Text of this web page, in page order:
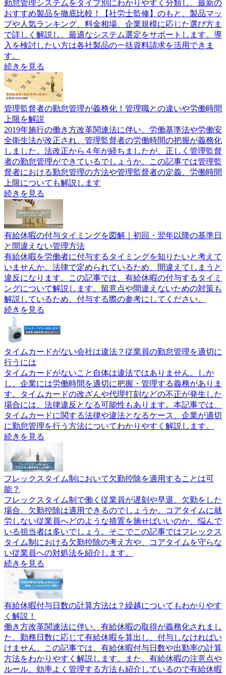
勤怠管理システムをタイプ別にわかりやすく分類し、最新の
おすすめ製品を徹底比較！【社労士監修】のもと、製品マッ
プや人気ランキング、料金相場、企業規模に応じた選び方ま
で詳しく解説し、最適なシステム選定をサポートします。導
入を検討したい方は各社製品の一括資料請求を活用できま
す。
続きを見る
管理監督者の勤怠管理が義務化！管理職との違いや労働時間
上限を解説
2019年施行の働き方改革関連法に伴い、労働基準法や労働安
全衛生法が改正され、管理監督者の労働時間の把握が義務化
しました。法改正から４年が経ちましたが、正しく管理監督
者の勤怠管理ができているでしょうか。この記事では管理監
督者における勤怠管理の方法や管理監督者の定義、労働時間
上限についても解説します
続きを見る
有給休暇の付与タイミングを図解｜初回・翌年以降の基準日
と間違えない管理方法
有給休暇を労働者に付与するタイミングを知りたいと考えて
いませんか。法律で定められているため、間違えてしまうと
違反になります。この記事では、有給休暇の付与するタイミ
ングについて解説します。留意点や間違えないための対策も
解説しているため、付与する際の参考にしてください。
続きを見る
タイムカードがない会社は違法？従業員の勤怠管理を適切に
行うには
タイムカードがないこと自体は違法ではありません。しか
し、企業には労働時間を適切に把握・管理する義務がありま
す。タイムカードの改ざんや代理打刻などの不正が発生した
場合には、法律違反となる可能性もあります。本記事では、
タイムカードに関する法律や違法となるケース、企業が適切
に勤怠管理を行う方法についてわかりやすく解説します。
続きを見る
フレックスタイム制において欠勤控除を適用することは可
能？
フレックスタイム制で働く従業員が遅刻や早退、欠勤をした
場合、欠勤控除は適用できるのでしょうか。コアタイムに就
労しない従業員へどのような措置を施せばいいのか、悩んで
いる担当者は多いでしょう。そこでこの記事ではフレックス
タイム制における欠勤控除の考え方や、コアタイムを守らな
い従業員への対処法を紹介します。
続きを見る
有給休暇付与日数の計算方法は？繰越についてもわかりやす
く解説！
働き方改革関連法に伴い、有給休暇の取得が義務化されまし
た。勤務日数に応じて有給休暇を算出し、付与しなければい
けません。この記事では、有給休暇付与日数や出勤率の計算
方法をわかりやすく解説します。また、有給休暇の注意点や
ルール、効率よく管理する方法も紹介しているので有給休暇